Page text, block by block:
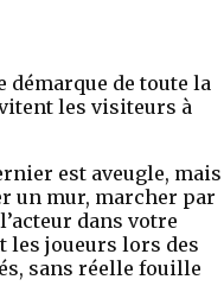
démarque de toute la
les visiteurs à
est aveugle, mais
un mur, marcher par
dans votre
les joueurs lors des
sans réelle fouille